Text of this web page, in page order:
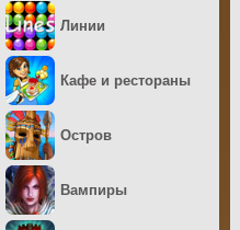
Линии
Кафе и рестораны
Остров
Вампиры